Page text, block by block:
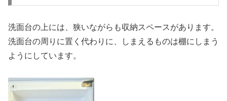
洗面台の上には、狭いながらも収納スペースがあります。
洗面台の周りに置く代わりに、しまえるものは棚にしまう
ようにしています。